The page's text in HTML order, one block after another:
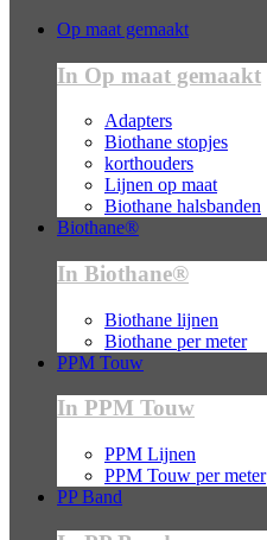
Op maat gemaakt
In Op maat gemaakt
Adapters
Biothane stopjes
korthouders
Lijnen op maat
Biothane halsbanden
Biothane®
In Biothane®
Biothane lijnen
Biothane per meter
PPM Touw
In PPM Touw
PPM Lijnen
PPM Touw per meter
PP Band